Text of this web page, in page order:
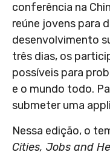
conferência na
reúne jovens para
desenvolvimento
três dias, os
possíveis para
e o mundo todo.
submeter uma
Nessa edição, o
Cities, Jobs and